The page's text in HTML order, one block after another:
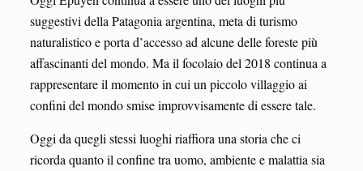
suggestivi della Patagonia argentina, meta di turismo
naturalistico e porta d’accesso ad alcune delle foreste più
affascinanti del mondo. Ma il focolaio del 2018 continua a
rappresentare il momento in cui un piccolo villaggio ai
confini del mondo smise improvvisamente di essere tale.
Oggi da quegli stessi luoghi riaffiora una storia che ci
ricorda quanto il confine tra uomo, ambiente e malattia sia